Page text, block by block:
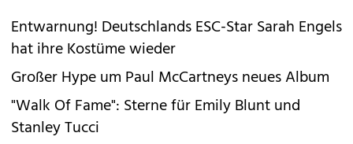
Entwarnung! Deutschlands ESC-Star Sarah Engels
hat ihre Kostüme wieder
Großer Hype um Paul McCartneys neues Album
"Walk Of Fame": Sterne für Emily Blunt und
Stanley Tucci